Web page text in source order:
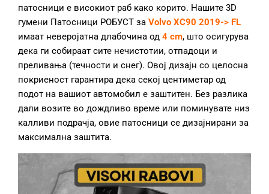
патосници е високиот раб како корито. Нашите 3D
гумени Патосници РОБУСТ за Volvo XC90 2019-> FL
имаат неверојатна длабочина од 4 cm, што осигурува
дека ги собираат сите нечистотии, отпадоци и
преливања (течности и снег). Овој дизајн со целосна
покриеност гарантира дека секој центиметар од
подот на вашиот автомобил е заштитен. Без разлика
дали возите во дождливо време или поминувате низ
калливи подрачја, овие патосници се дизајнирани за
максимална заштита.